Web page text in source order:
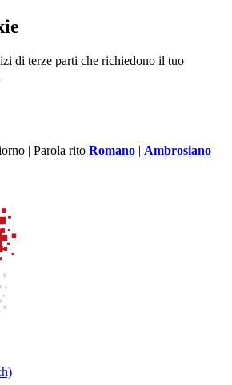
di terze parti che richiedono il tuo
| Parola rito Romano | Ambrosiano